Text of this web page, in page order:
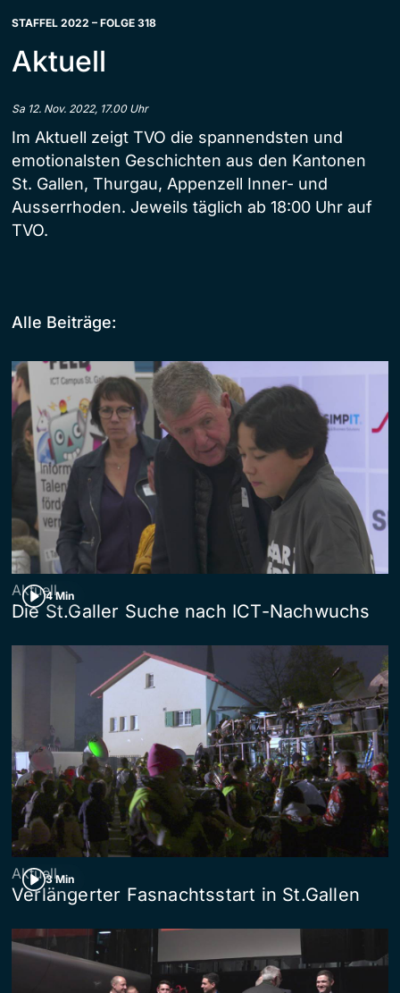
STAFFEL 2022 – FOLGE 318
Aktuell
Sa 12. Nov. 2022, 17.00 Uhr
Im Aktuell zeigt TVO die spannendsten und
emotionalsten Geschichten aus den Kantonen
St. Gallen, Thurgau, Appenzell Inner- und
Ausserrhoden. Jeweils täglich ab 18:00 Uhr auf
TVO.
Alle Beiträge:
4 Min
Aktuell
Die St.Galler Suche nach ICT-Nachwuchs
3 Min
Aktuell
Verlängerter Fasnachtsstart in St.Gallen